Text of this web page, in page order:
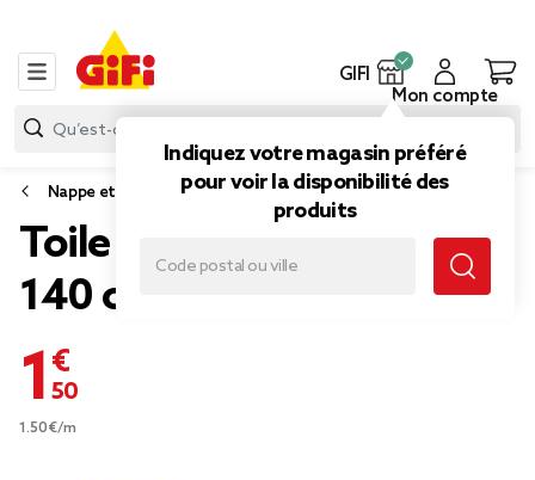
GIFI
Indiquez votre magasin préféré
pour voir la disponibilité des
produits
Mon compte
Nappe et serviette de table
Toile cirée Lemon jaune L.
140 cm
1,50 €
1.50€/m